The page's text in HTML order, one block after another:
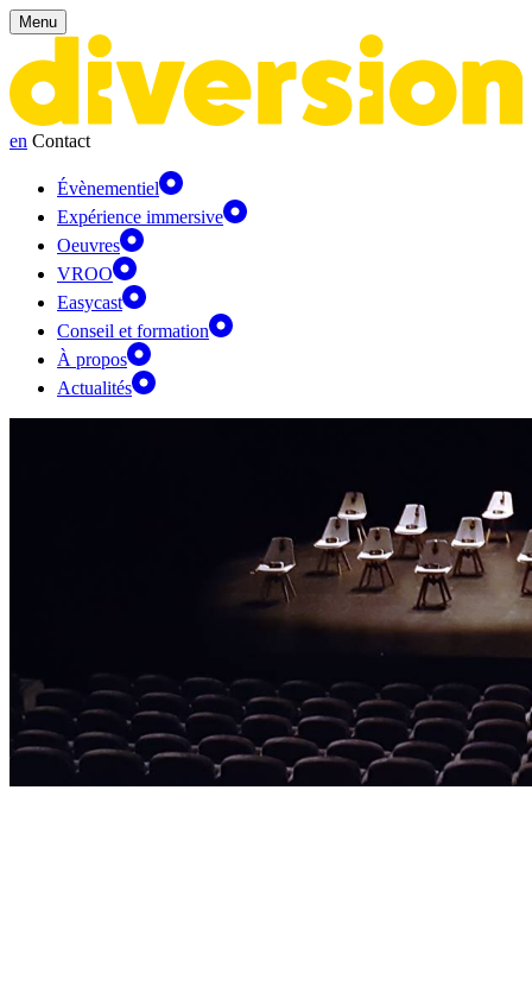
Panneau de gestion des cookies
Menu
en Contact
Évènementiel
Expérience immersive
Oeuvres
VROO
Easycast
Conseil et formation
À propos
Actualités